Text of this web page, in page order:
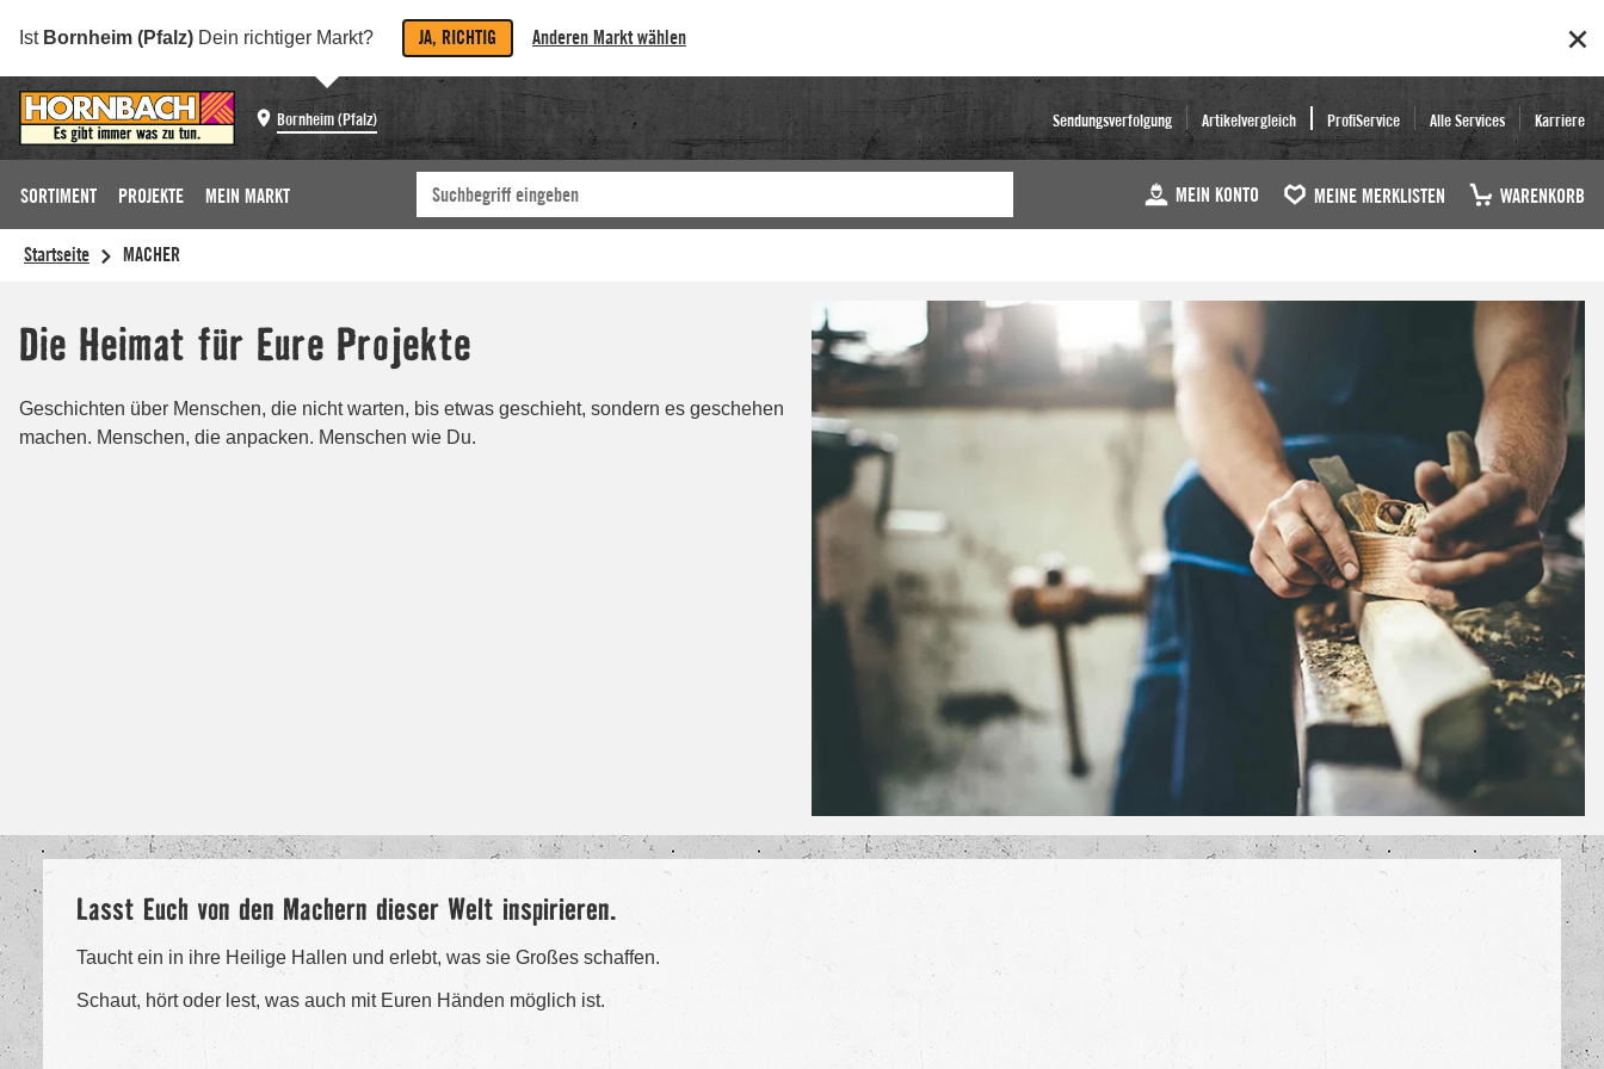
Ist Bornheim (Pfalz) Dein richtiger Markt? JA, RICHTIG Anderen Markt wählen
Bornheim (Pfalz) Sendungsverfolgung Artikelvergleich ProfiService Alle Services Karriere
SORTIMENT PROJEKTE MEIN MARKT MEIN KONTO MEINE MERKLISTEN WARENKORB